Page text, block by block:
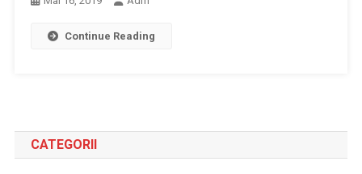
Continue Reading
CATEGORII